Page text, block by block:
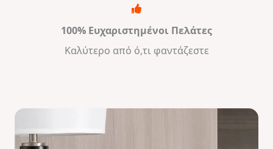
100% Ευχαριστημένοι Πελάτες
Καλύτερο από ό,τι φαντάζεστε